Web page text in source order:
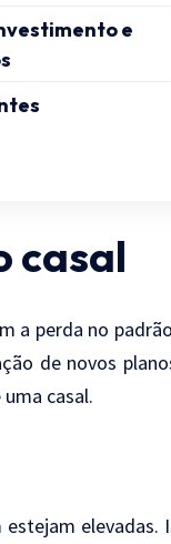
e
casal
a perda no
de novos
casal.
elevadas.